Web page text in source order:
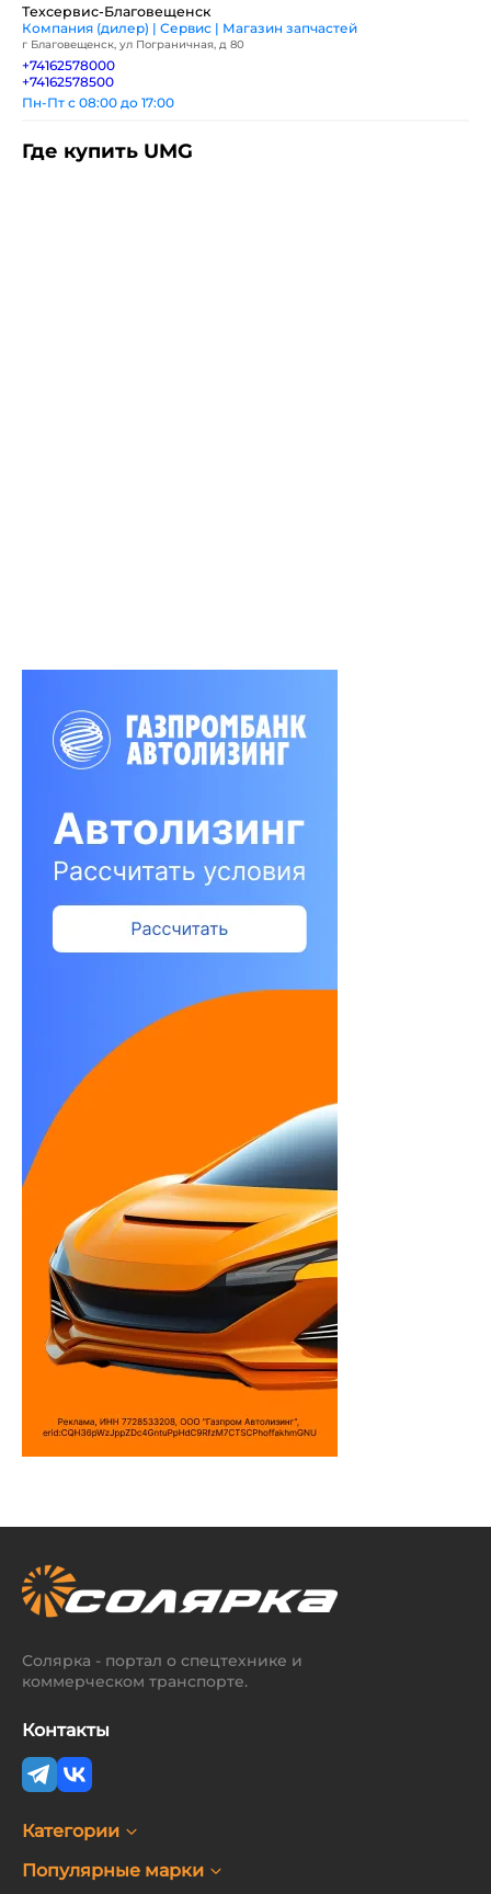
Техсервис-Благовещенск
Компания (дилер) | Сервис | Магазин запчастей
г Благовещенск, ул Пограничная, д 80
+74162578000
+74162578500
Пн-Пт с 08:00 до 17:00
Где купить UMG
Солярка - портал о спецтехнике и
коммерческом транспорте.
Контакты
Категории
Популярные марки